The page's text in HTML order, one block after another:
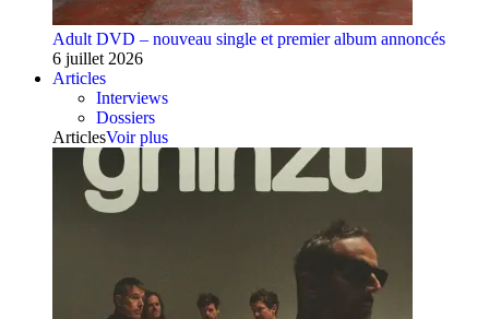
Adult DVD – nouveau single et premier album annoncés
6 juillet 2026
Articles
Interviews
Dossiers
ArticlesVoir plus